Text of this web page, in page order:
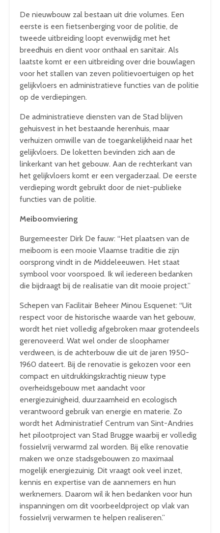
De nieuwbouw zal bestaan uit drie volumes. Een
eerste is een fietsenberging voor de politie, de
tweede uitbreiding loopt evenwijdig met het
breedhuis en dient voor onthaal en sanitair. Als
laatste komt er een uitbreiding over drie bouwlagen
voor het stallen van zeven politievoertuigen op het
gelijkvloers en administratieve functies van de politie
op de verdiepingen.
De administratieve diensten van de Stad blijven
gehuisvest in het bestaande herenhuis, maar
verhuizen omwille van de toegankelijkheid naar het
gelijkvloers. De loketten bevinden zich aan de
linkerkant van het gebouw. Aan de rechterkant van
het gelijkvloers komt er een vergaderzaal. De eerste
verdieping wordt gebruikt door de niet-publieke
functies van de politie.
Meiboomviering
Burgemeester Dirk De fauw: “Het plaatsen van de
meiboom is een mooie Vlaamse traditie die zijn
oorsprong vindt in de Middeleeuwen. Het staat
symbool voor voorspoed. Ik wil iedereen bedanken
die bijdraagt bij de realisatie van dit mooie project.”
Schepen van Facilitair Beheer Minou Esquenet: “Uit
respect voor de historische waarde van het gebouw,
wordt het niet volledig afgebroken maar grotendeels
gerenoveerd. Wat wel onder de sloophamer
verdween, is de achterbouw die uit de jaren 1950-
1960 dateert. Bij de renovatie is gekozen voor een
compact en uitdrukkingskrachtig nieuw type
overheidsgebouw met aandacht voor
energiezuinigheid, duurzaamheid en ecologisch
verantwoord gebruik van energie en materie. Zo
wordt het Administratief Centrum van Sint-Andries
het pilootproject van Stad Brugge waarbij er volledig
fossielvrij verwarmd zal worden. Bij elke renovatie
maken we onze stadsgebouwen zo maximaal
mogelijk energiezuinig. Dit vraagt ook veel inzet,
kennis en expertise van de aannemers en hun
werknemers. Daarom wil ik hen bedanken voor hun
inspanningen om dit voorbeeldproject op vlak van
fossielvrij verwarmen te helpen realiseren.”